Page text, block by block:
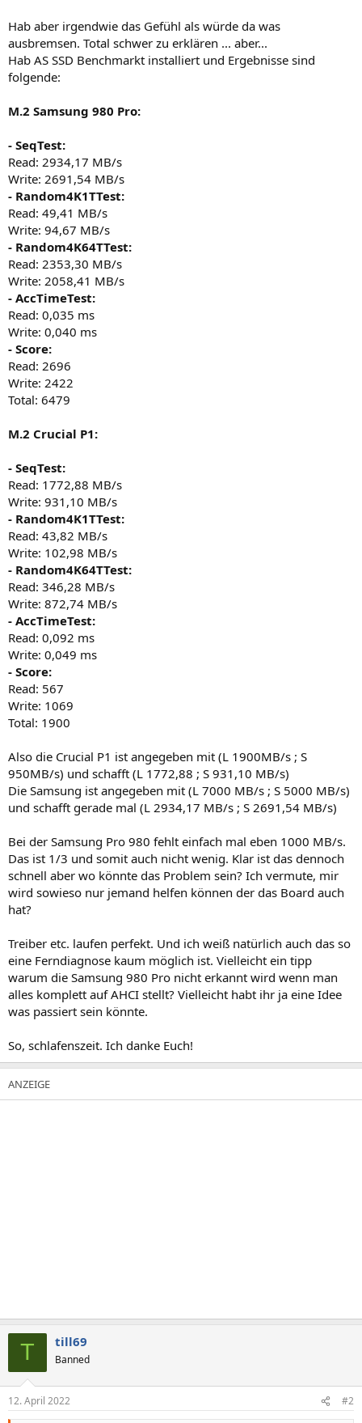
Hab aber irgendwie das Gefühl als würde da was
ausbremsen. Total schwer zu erklären ... aber...
Hab AS SSD Benchmarkt installiert und Ergebnisse sind
folgende:
M.2 Samsung 980 Pro:
- SeqTest:
Read: 2934,17 MB/s
Write: 2691,54 MB/s
- Random4K1TTest:
Read: 49,41 MB/s
Write: 94,67 MB/s
- Random4K64TTest:
Read: 2353,30 MB/s
Write: 2058,41 MB/s
- AccTimeTest:
Read: 0,035 ms
Write: 0,040 ms
- Score:
Read: 2696
Write: 2422
Total: 6479
M.2 Crucial P1:
- SeqTest:
Read: 1772,88 MB/s
Write: 931,10 MB/s
- Random4K1TTest:
Read: 43,82 MB/s
Write: 102,98 MB/s
- Random4K64TTest:
Read: 346,28 MB/s
Write: 872,74 MB/s
- AccTimeTest:
Read: 0,092 ms
Write: 0,049 ms
- Score:
Read: 567
Write: 1069
Total: 1900
Also die Crucial P1 ist angegeben mit (L 1900MB/s ; S
950MB/s) und schafft (L 1772,88 ; S 931,10 MB/s)
Die Samsung ist angegeben mit (L 7000 MB/s ; S 5000 MB/s)
und schafft gerade mal (L 2934,17 MB/s ; S 2691,54 MB/s)
Bei der Samsung Pro 980 fehlt einfach mal eben 1000 MB/s.
Das ist 1/3 und somit auch nicht wenig. Klar ist das dennoch
schnell aber wo könnte das Problem sein? Ich vermute, mir
wird sowieso nur jemand helfen können der das Board auch
hat?
Treiber etc. laufen perfekt. Und ich weiß natürlich auch das so
eine Ferndiagnose kaum möglich ist. Vielleicht ein tipp
warum die Samsung 980 Pro nicht erkannt wird wenn man
alles komplett auf AHCI stellt? Vielleicht habt ihr ja eine Idee
was passiert sein könnte.
So, schlafenszeit. Ich danke Euch!
T till69
Banned
12. April 2022 #2